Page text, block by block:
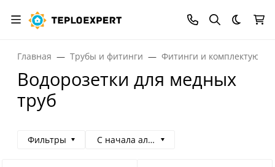
Темная
Главная Трубы и фитинги Фитинги и
Водорозетки для медных
труб
Фильтры С начала алфавита